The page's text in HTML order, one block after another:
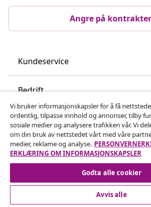
Angre på
Kundeservice
Bedrift
vidaXL
Oppdag mer
Vi bruker informasjonskapsler for å få
ordentlig, tilpasse innhold og annonser, tilby
sosiale medier og analysere trafikken vår. Vi
om din bruk av nettstedet vårt med våre
medier, reklame og analyse.
ERKLÆRING OM INFORMASJONSKAPSLER
Godta alle cookier
Avvis alle